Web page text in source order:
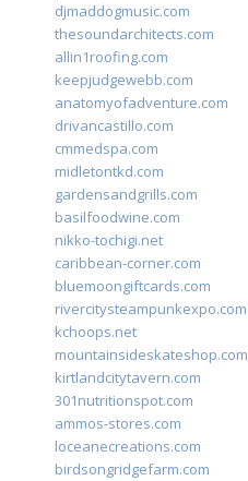
djmaddogmusic.com
thesoundarchitects.com
allin1roofing.com
keepjudgewebb.com
anatomyofadventure.com
drivancastillo.com
cmmedspa.com
midletontkd.com
gardensandgrills.com
basilfoodwine.com
nikko-tochigi.net
caribbean-corner.com
bluemoongiftcards.com
rivercitysteampunkexpo.com
kchoops.net
mountainsideskateshop.com
kirtlandcitytavern.com
301nutritionspot.com
ammos-stores.com
loceanecreations.com
birdsongridgefarm.com